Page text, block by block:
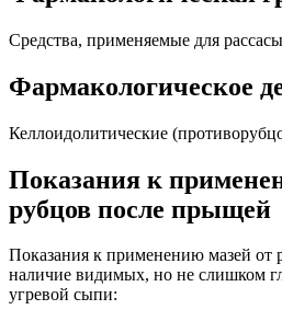
Средства, применяемые для
Фармакологическое
Келлоидолитические
Показания к
рубцов после прыщей
Показания к применению мазей от
наличие видимых, но не слишком
угревой сыпи: